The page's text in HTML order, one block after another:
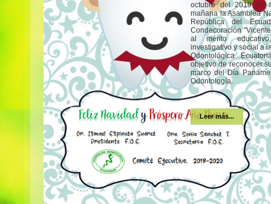
octubre del 2019 en
mañana la Asamblea
República del
Condecoración
al mérito
investigativo y social a
Odontológica
objetivo de reconocer
marco del Día
Odontología.
Leer más...